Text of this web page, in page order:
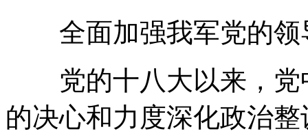
全面加强我军党的领
党的十八大以来，党
的决心和力度深化政治